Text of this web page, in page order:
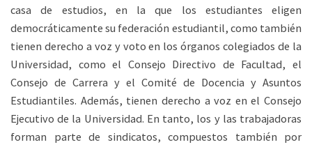
casa de estudios, en la que los estudiantes eligen
democráticamente su federación estudiantil, como también
tienen derecho a voz y voto en los órganos colegiados de la
Universidad, como el Consejo Directivo de Facultad, el
Consejo de Carrera y el Comité de Docencia y Asuntos
Estudiantiles. Además, tienen derecho a voz en el Consejo
Ejecutivo de la Universidad. En tanto, los y las trabajadoras
forman parte de sindicatos, compuestos también por